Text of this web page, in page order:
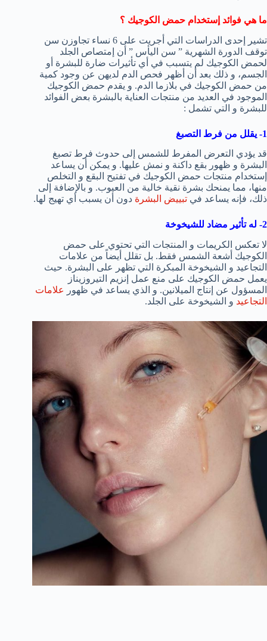
ما هي فوائد إستخدام حمض الكوجيك ؟
تشير إحدى الدراسات التي أجريت على 6 نساء تجاوزن سن
توقف الدورة الشهرية ” سن اليأس ” أن إمتصاص الجلد
لحمض الكوجيك لم يتسبب في أي تأثيرات ضارة للبشرة أو
الجسم، و ذلك بعد أن أظهر فحص الدم لديهن عن وجود كمية
من حمض الكوجيك في بلازما الدم. و يقدم حمض الكوجيك
الموجود في العديد من منتجات العناية بالبشرة بعض الفوائد
للبشرة و التي تشمل :
1- يقلل من فرط التصبغ
قد يؤدي التعرض المفرط للشمس إلى حدوث فرط تصبغ
البشرة و ظهور بقع داكنة و نمش عليها. و يمكن أن يساعد
إستخدام منتجات حمض الكوجيك في تفتيح البقع و التخلص
منها، مما يمنحك بشرة نقية خالية من العيوب. و بالإضافة إلى
ذلك، فإنه يساعد في تبييض البشرة دون أن يسبب أي تهيج لها.
2- له تأثير مضاد للشيخوخة
لا تعكس الكريمات و المنتجات التي تحتوي على حمض
الكوجيك أشعة الشمس فقط. بل تقلل أيضاً من علامات
التجاعيد و الشيخوخة المبكرة التي تظهر على البشرة. حيث
يعمل حمض الكوجيك على منع عمل إنزيم التيروزيناز
المسؤول عن إنتاج الميلانين. و الذي يساعد في ظهور
علامات
التجاعيد و الشيخوخة على الجلد.